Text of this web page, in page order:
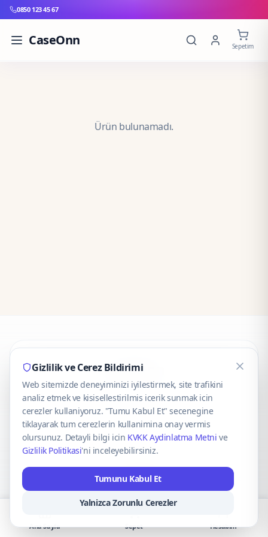
0850 123 45 67
CaseOnn Sepetim
Ürün bulunamadı.
CaseOnn
© 2025 CaseOnn. Tüm hakları saklıdır.
VISA Mastercard
Gizlilik ve Cerez Bildirimi
Web sitemizde deneyiminizi iyilestirmek, site trafikini
analiz etmek ve kisisellestirilmis icerik sunmak icin
cerezler kullaniyoruz. "Tumu Kabul Et" secenegine
tiklayarak tum cerezlerin kullanimina onay vermis
olursunuz. Detayli bilgi icin KVKK Aydinlatma Metni ve
Gizlilik Politikasi'ni inceleyebilirsiniz.
Tumunu Kabul Et
Yalnizca Zorunlu Cerezler
Ana Sayfa Sepet Hesabım